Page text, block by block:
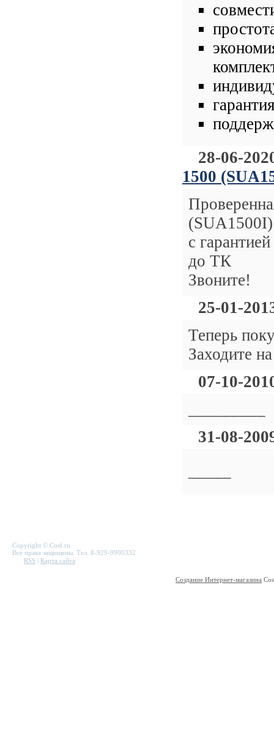
28-06-
1500
с
до ТК
Звоните!
25-01-
Теперь
Заходите
07-10-
31-08-
Copyright © Cosf.ru.
Все права защищены. Тел. 8-929-9900332
RSS | Карта сайта
Создание Интернет-магазина